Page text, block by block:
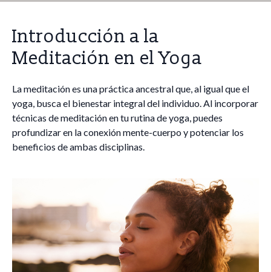
Introducción a la
Meditación en el Yoga
La meditación es una práctica ancestral que, al igual que el
yoga, busca el bienestar integral del individuo. Al incorporar
técnicas de meditación en tu rutina de yoga, puedes
profundizar en la conexión mente-cuerpo y potenciar los
beneficios de ambas disciplinas.